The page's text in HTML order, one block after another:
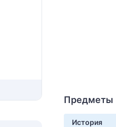
Предметы
История